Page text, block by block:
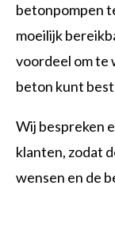
betonpompen
moeilijk
voordeel om te
beton kunt
Wij bespreken
klanten, zodat
wensen en de